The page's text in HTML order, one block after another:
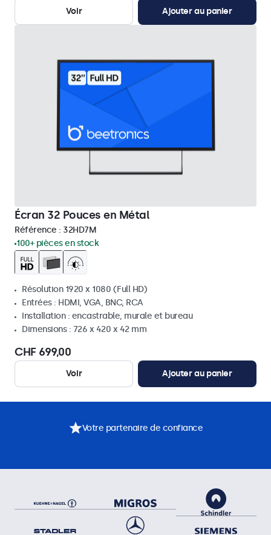
Voir Ajouter au panier
Écran 32 Pouces en Métal
Référence : 32HD7M
100+ pièces en stock
Résolution 1920 x 1080 (Full HD)
Entrées : HDMI, VGA, BNC, RCA
Installation : encastrable, murale et bureau
Dimensions : 726 x 420 x 42 mm
CHF 699,00
Voir Ajouter au panier
Votre partenaire de confiance